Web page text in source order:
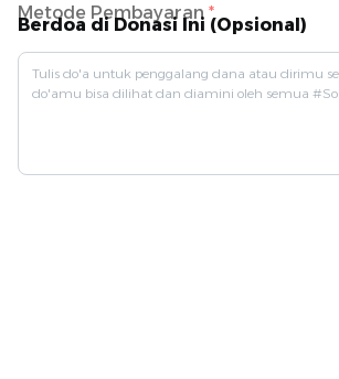
Metode Pembayaran *
Berdoa di Donasi Ini (Opsional)